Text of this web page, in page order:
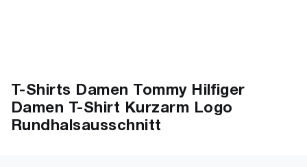
T-Shirts Damen Tommy Hilfiger
Damen T-Shirt Kurzarm Logo
Rundhalsausschnitt